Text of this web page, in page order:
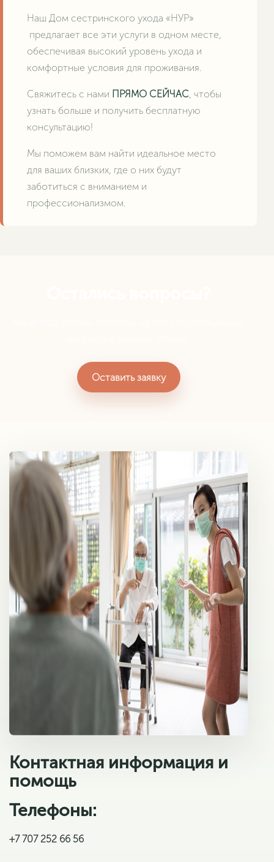
Наш Дом сестринского ухода «НУР»
предлагает все эти услуги в одном месте,
обеспечивая высокий уровень ухода и
комфортные условия для проживания.
Свяжитесь с нами ПРЯМО СЕЙЧАС, чтобы
узнать больше и получить бесплатную
консультацию!
Мы поможем вам найти идеальное место
для ваших близких, где о них будут
заботиться с вниманием и
профессионализмом.
Оставить заявку
Контактная информация и
помощь
Телефоны: